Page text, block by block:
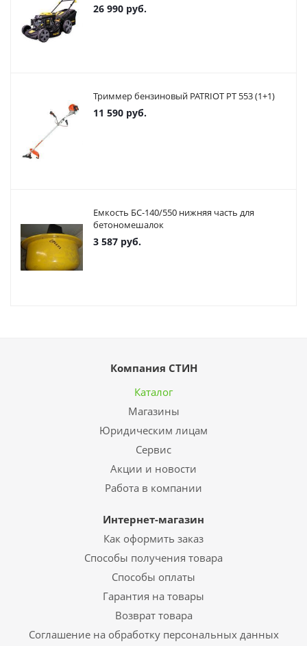
26 990 руб.
Триммер бензиновый PATRIOT PT 553 (1+1)
11 590 руб.
Емкость БС-140/550 нижняя часть для
бетономешалок
3 587 руб.
Компания СТИН
Каталог
Магазины
Юридическим лицам
Сервис
Акции и новости
Работа в компании
Интернет-магазин
Как оформить заказ
Способы получения товара
Способы оплаты
Гарантия на товары
Возврат товара
Соглашение на обработку персональных данных